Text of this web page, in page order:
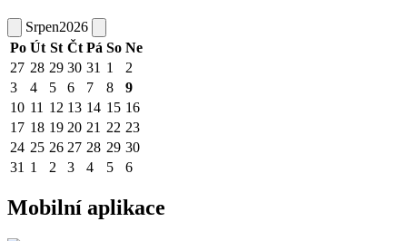
Srpen2026
Po Út St Čt Pá So Ne
27 28 29 30 31 1
2
3
4 5 6 7 8
9
10 11 12 13 14 15 16
17 18 19 20 21 22 23
24 25 26 27 28 29 30
31 1 2 3 4 5 6
Mobilní aplikace